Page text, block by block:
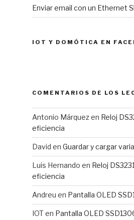
Enviar email con un Ethernet
IOT Y DOMÓTICA EN
COMENTARIOS DE LOS
Antonio Márquezen Reloj
eficiencia
David en Guardar y cargar
Luis Hernando en Reloj
eficiencia
Andreu en Pantalla OLED
IOTen Pantalla OLED